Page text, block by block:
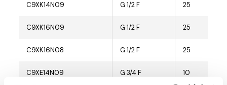
C9XK14N09 G 1/2 F 25
C9XK16N09 G 1/2 F 25
C9XK16N08 G 1/2 F 25
C9XE14N09 G 3/4 F 10